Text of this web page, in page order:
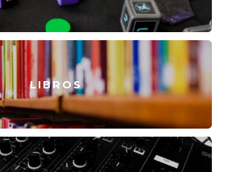
LIBROS